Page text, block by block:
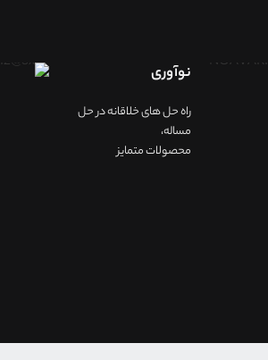
نوآوری
راه حل های خلاقانه در حل
مساله،
محصولات متمایز